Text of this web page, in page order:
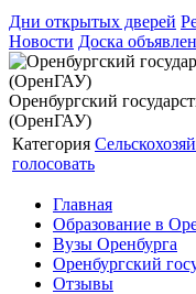
Дни открытых дверей
Новости Доска
Оренбургский
(ОренГАУ)
Категория
голосовать
Главная
Образование в
Вузы Оренбурга
Оренбургский
Отзывы